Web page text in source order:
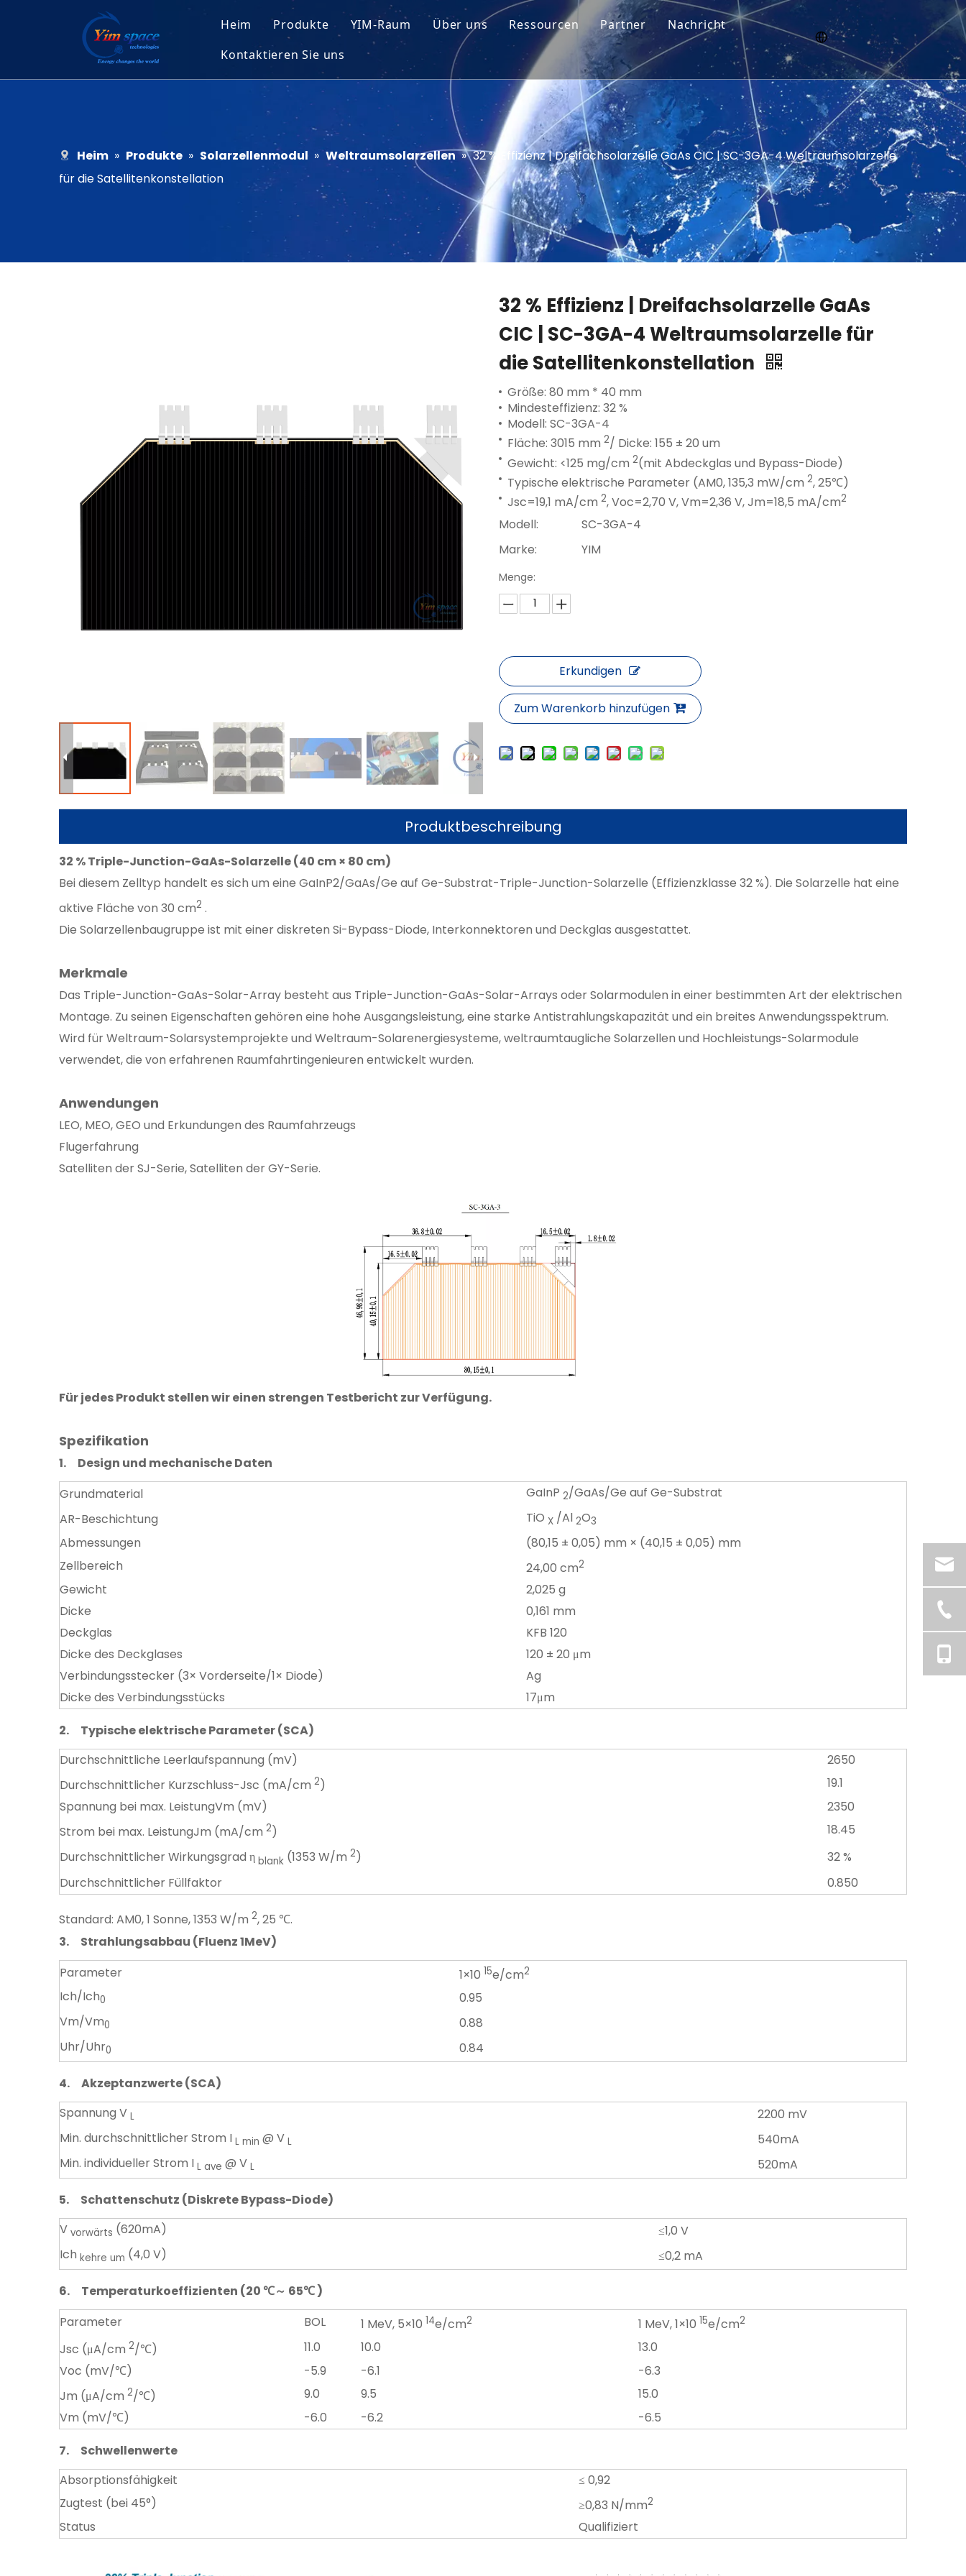
Heim Produkte
Solarzellenmodul
Mikrosolarzellen
Entblößte Chips
YIM-Raum Über uns Ressourcen
Technische Tipps
Service
Partner
Nachricht
Kontaktieren Sie uns
Werbung
Heim » Produkte » Solarzellenmodul » Weltraumsolarzellen » 32 % Effizienz | Dreifachsolarzelle GaAs CIC | SC-3GA-4 Weltraumsolarzelle
für die Satellitenkonstellation
32 % Effizienz | Dreifachsolarzelle GaAs
CIC | SC-3GA-4 Weltraumsolarzelle für
die Satellitenkonstellation
Größe: 80 mm * 40 mm
Mindesteffizienz: 32 %
Modell: SC-3GA-4
Fläche: 3015 mm 2/ Dicke: 155 ± 20 um
Gewicht: <125 mg/cm 2(mit Abdeckglas und Bypass-Diode)
Typische elektrische Parameter (AM0, 135,3 mW/cm 2, 25℃)
Jsc=19,1 mA/cm 2, Voc=2,70 V, Vm=2,36 V, Jm=18,5 mA/cm2
Modell:
SC-3GA-4
Marke:
YIM
Menge:
Erkundigen
Zum Warenkorb hinzufügen
Produktbeschreibung
32 % Triple-Junction-GaAs-Solarzelle (40 cm × 80 cm)
Bei diesem Zelltyp handelt es sich um eine GaInP2/GaAs/Ge auf Ge-Substrat-Triple-Junction-Solarzelle (Effizienzklasse 32 %). Die Solarzelle hat eine
aktive Fläche von 30 cm2 .
Die Solarzellenbaugruppe ist mit einer diskreten Si-Bypass-Diode, Interkonnektoren und Deckglas ausgestattet.
Merkmale
Das Triple-Junction-GaAs-Solar-Array besteht aus Triple-Junction-GaAs-Solar-Arrays oder Solarmodulen in einer bestimmten Art der elektrischen
Montage. Zu seinen Eigenschaften gehören eine hohe Ausgangsleistung, eine starke Antistrahlungskapazität und ein breites Anwendungsspektrum.
Wird für Weltraum-Solarsystemprojekte und Weltraum-Solarenergiesysteme, weltraumtaugliche Solarzellen und Hochleistungs-Solarmodule
verwendet, die von erfahrenen Raumfahrtingenieuren entwickelt wurden.
Anwendungen
LEO, MEO, GEO und Erkundungen des Raumfahrzeugs
Flugerfahrung
Satelliten der SJ-Serie, Satelliten der GY-Serie.
Für jedes Produkt stellen wir einen strengen Testbericht zur Verfügung.
Spezifikation
1.
Design und mechanische Daten
Grundmaterial
GaInP 2/GaAs/Ge auf Ge-Substrat
AR-Beschichtung
TiO X /Al 2O3
Abmessungen
(80,15 ± 0,05) mm × (40,15 ± 0,05) mm
Zellbereich
24,00 cm2
Gewicht
2,025 g
Dicke
0,161 mm
Deckglas
KFB 120
Dicke des Deckglases
120 ± 20 μm
Verbindungsstecker (3× Vorderseite/1× Diode)
Ag
Dicke des Verbindungsstücks
17μm
2.
Typische elektrische Parameter (SCA)
Durchschnittliche Leerlaufspannung (mV)
2650
Durchschnittlicher Kurzschluss-Jsc (mA/cm 2)
19.1
Spannung bei max. LeistungVm (mV)
2350
Strom bei max. LeistungJm (mA/cm 2)
18.45
Durchschnittlicher Wirkungsgrad η blank (1353 W/m 2)
32 %
Durchschnittlicher Füllfaktor
0.850
Standard: AM0, 1 Sonne, 1353 W/m 2, 25 ℃.
3.
Strahlungsabbau (Fluenz 1MeV)
Parameter
1×10 15e/cm2
Ich/Ich0
0.95
Vm/Vm0
0.88
Uhr/Uhr0 0.84
4.
Akzeptanzwerte (SCA)
Spannung V L
2200 mV
Min. durchschnittlicher Strom I L min @ V L
540mA
Min. individueller Strom I L ave @ V L 520mA
5.
Schattenschutz (Diskrete Bypass-Diode)
V vorwärts (620mA)
≤1,0 V
Ich kehre um (4,0 V) ≤0,2 mA
6. Temperaturkoeffizienten (20 ℃～ 65℃)
Parameter
BOL 1 MeV, 5×10 14e/cm2 1 MeV, 1×10 15e/cm2
Jsc (μA/cm 2/℃) 11.0 10.0
13.0
Voc (mV/℃)
-5.9 -6.1
-6.3
Jm (μA/cm 2/℃) 9.0 9.5
15.0
Vm (mV/℃)
-6.0 -6.2
-6.5
7.
Schwellenwerte
Absorptionsfähigkeit
≤ 0,92
Zugtest (bei 45°)
≥0,83 N/mm2
Status Qualifiziert